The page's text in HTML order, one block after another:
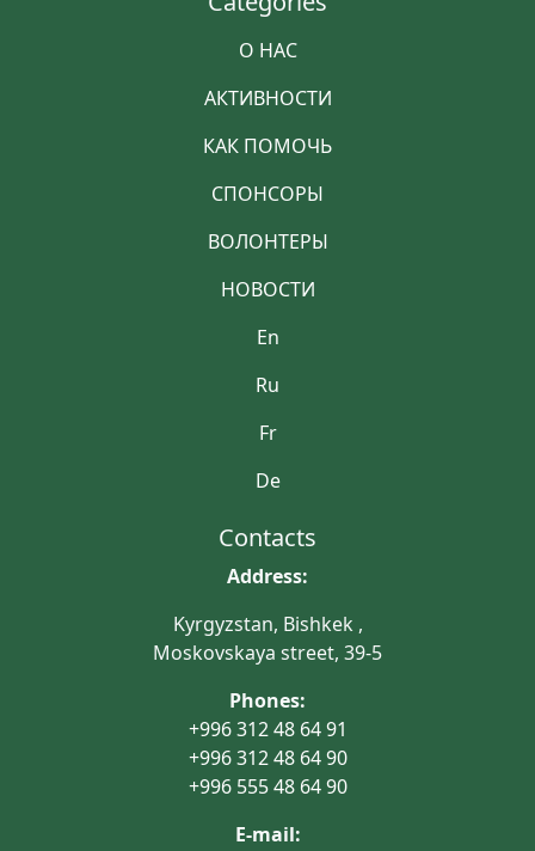
О НАС
АКТИВНОСТИ
КАК ПОМОЧЬ
СПОНСОРЫ
ВОЛОНТЕРЫ
НОВОСТИ
En
Ru
Fr
De
Contacts
Address:
Kyrgyzstan, Bishkek ,
Moskovskaya street, 39-5
Phones:
+996 312 48 64 91
+996 312 48 64 90
+996 555 48 64 90
E-mail: